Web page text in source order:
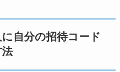
自分の招待コード